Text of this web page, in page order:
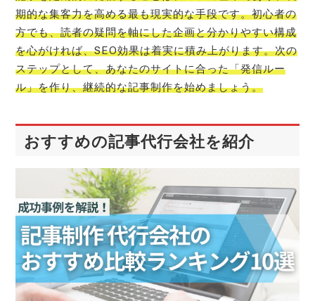
期的な集客力を高める最も現実的な手段です。初心者の
方でも、読者の疑問を軸にした企画と分かりやすい構成
を心がければ、SEO効果は着実に積み上がります。次の
ステップとして、あなたのサイトに合った「発信ルー
ル」を作り、継続的な記事制作を始めましょう。
おすすめの記事代行会社を紹介